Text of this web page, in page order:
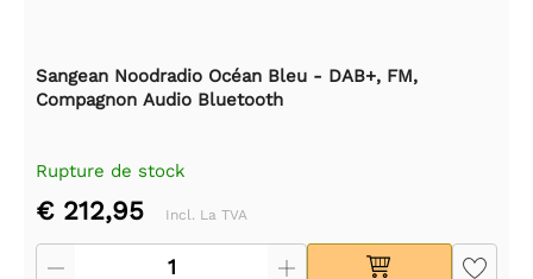
Sangean Noodradio Océan Bleu - DAB+, FM,
Compagnon Audio Bluetooth
Rupture de stock
€ 212,95 Incl. La TVA